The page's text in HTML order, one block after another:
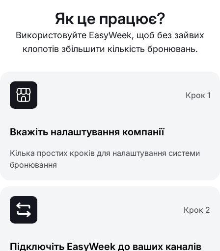
Як це працює?
Використовуйте EasyWeek, щоб без зайвих
клопотів збільшити кількість бронювань.
Крок 1
Вкажіть налаштування компанії
Кілька простих кроків для налаштування системи
бронювання
Крок 2
Підключіть EasyWeek до ваших каналів